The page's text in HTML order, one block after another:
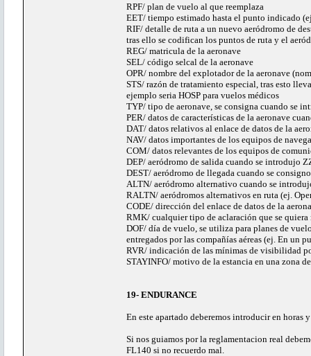
RPF/ plan de vuelo al que reemplaza
EET/ tiempo estimado hasta el punto indicado
RIF/ detalle de ruta a un nuevo aeródromo de
tras ello se codifican los puntos de ruta y el
REG/ matricula de la aeronave
SEL/ código selcal de la aeronave
OPR/ nombre del explotador de la aeronave
STS/ razón de tratamiento especial, tras esto
ejemplo seria HOSP para vuelos médicos
TYP/ tipo de aeronave, se consigna cuando se
PER/ datos de características de la aeronave
DAT/ datos relativos al enlace de datos de la
NAV/ datos importantes de los equipos de
COM/ datos relevantes de los equipos de
DEP/ aeródromo de salida cuando se introdujo
DEST/ aeródromo de llegada cuando se
ALTN/ aeródromo alternativo cuando se
RALTN/ aeródromos alternativos en ruta (ej.
CODE/ dirección del enlace de datos de la
RMK/ cualquier tipo de aclaración que se
DOF/ día de vuelo, se utiliza para planes de
entregados por las compañías aéreas (ej. En un
RVR/ indicación de las mínimas de visibilidad
STAYINFO/ motivo de la estancia en una zona
19- ENDURANCE
En este apartado deberemos introducir en
Si nos guiamos por la reglamentacion real
FL140 si no recuerdo mal.